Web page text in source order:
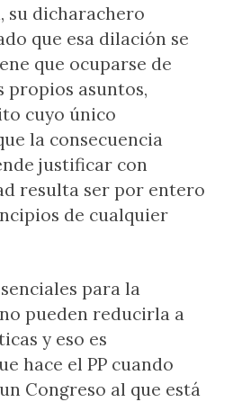
su dicharachero
que esa dilación se
que ocuparse de
propios asuntos,
cuyo único
la consecuencia
justificar con
resulta ser por entero
de cualquier
para la
pueden reducirla a
y eso es
hace el PP cuando
Congreso al que está